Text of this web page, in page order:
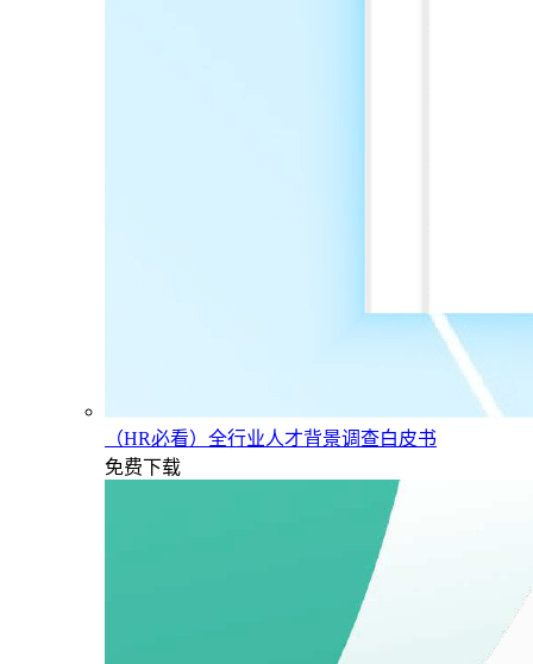
（HR必看）全行业人才背景调查白皮书
免费下载